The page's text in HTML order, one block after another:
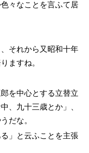
々なことを言ふて居
それから又昭和十年
ますね。
を中心とする立替立
、九十三歳とか」、
だな。
」と云ふことを主張